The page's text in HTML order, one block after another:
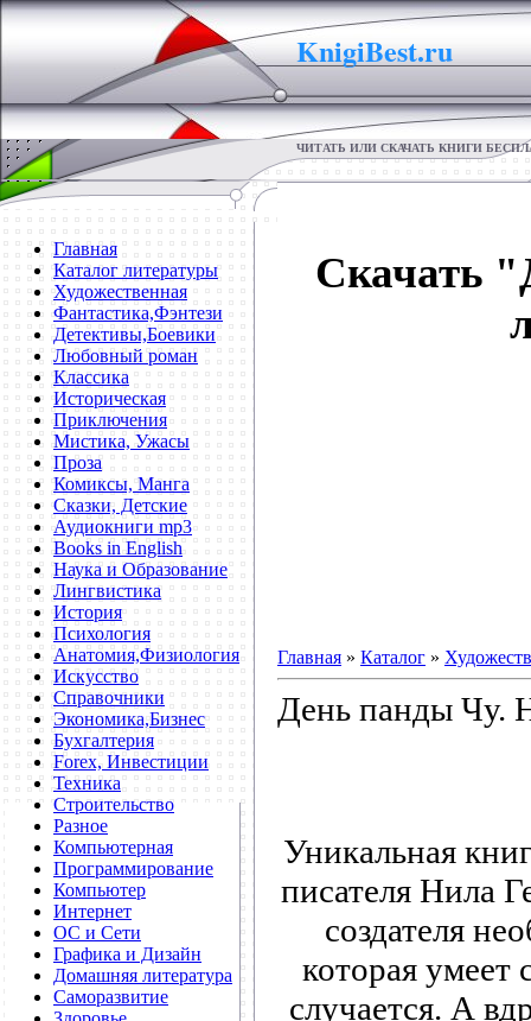
KnigiBest.ru
ЧИТАТЬ ИЛИ СКАЧАТЬ КНИГИ
Главная
Каталог литературы
Художественная
Фантастика,Фэнтези
Детективы,Боевики
Любовный роман
Классика
Историческая
Приключения
Мистика, Ужасы
Проза
Комиксы, Манга
Сказки, Детские
Аудиокниги mp3
Books in English
Наука и Образование
Лингвистика
История
Психология
Анатомия,Физиология
Искусство
Справочники
Экономика,Бизнес
Бухгалтерия
Forex, Инвестиции
Техника
Строительство
Разное
Компьютерная
Программирование
Компьютер
Интернет
ОС и Сети
Графика и Дизайн
Домашняя литература
Саморазвитие
Скачать
Главная » Каталог »
День панды Чу.
Уникальная
писателя Нила
создателя
которая умеет
случается. А